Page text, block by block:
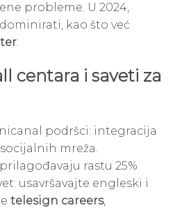
probleme. U 2024,
kao što već
.
centara i saveti za
podršci: integracija
mreža.
rastu 25%
usavršavajte engleski i
telesign careers,